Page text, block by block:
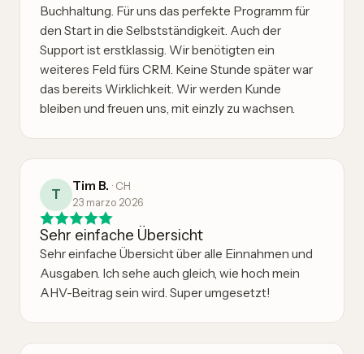
Buchhaltung. Für uns das perfekte Programm für
den Start in die Selbstständigkeit. Auch der
Support ist erstklassig. Wir benötigten ein
weiteres Feld fürs CRM. Keine Stunde später war
das bereits Wirklichkeit. Wir werden Kunde
bleiben und freuen uns, mit einzly zu wachsen.
T
Tim B. · CH
23 marzo 2026
Sehr einfache Übersicht
Sehr einfache Übersicht über alle Einnahmen und
Ausgaben. Ich sehe auch gleich, wie hoch mein
AHV-Beitrag sein wird. Super umgesetzt!